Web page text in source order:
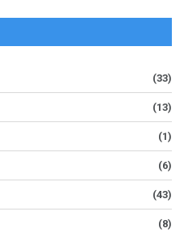
(33)
(13)
(1)
(6)
(43)
(8)